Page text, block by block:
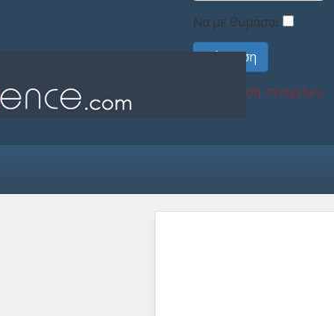
Να με θυμάσαι
Σύνδεση
Υπενθύμιση στοιχείων;